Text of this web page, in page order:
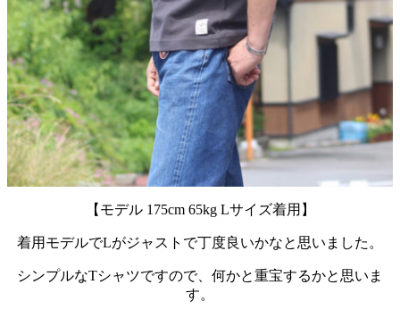
【モデル 175cm 65kg Lサイズ着用】
着用モデルでLがジャストで丁度良いかなと思いました。
シンプルなTシャツですので、何かと重宝するかと思いま
す。